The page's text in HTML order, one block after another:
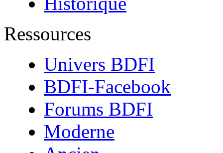
Ressources
Univers BDFI
BDFI-Facebook
Forums BDFI
Moderne